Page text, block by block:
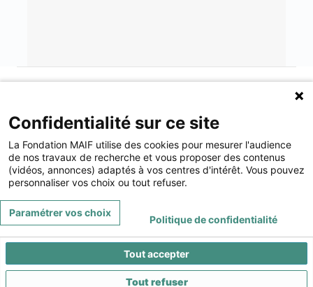
Fondation MAIF
275 rue du Stade, 79180 CHAURAY
Téléphone : 05.49.73.87.04
Contact Mentions légales
Confidentialité sur ce site
La Fondation MAIF utilise des cookies pour mesurer l'audience
de nos travaux de recherche et vous proposer des contenus
(vidéos, annonces) adaptés à vos centres d'intérêt. Vous pouvez
personnaliser vos choix ou tout refuser.
Tout accepter
Tout refuser
Paramétrer vos choix
Politique de confidentialité